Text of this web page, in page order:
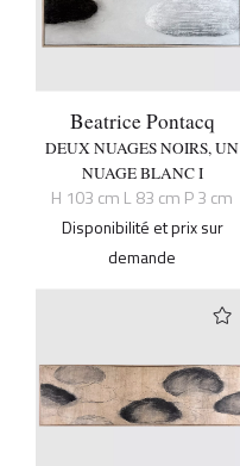
Beatrice Pontacq
DEUX NUAGES NOIRS, UN
NUAGE BLANC I
H 103 cm L 83 cm P 3 cm
Disponibilité et prix sur
demande